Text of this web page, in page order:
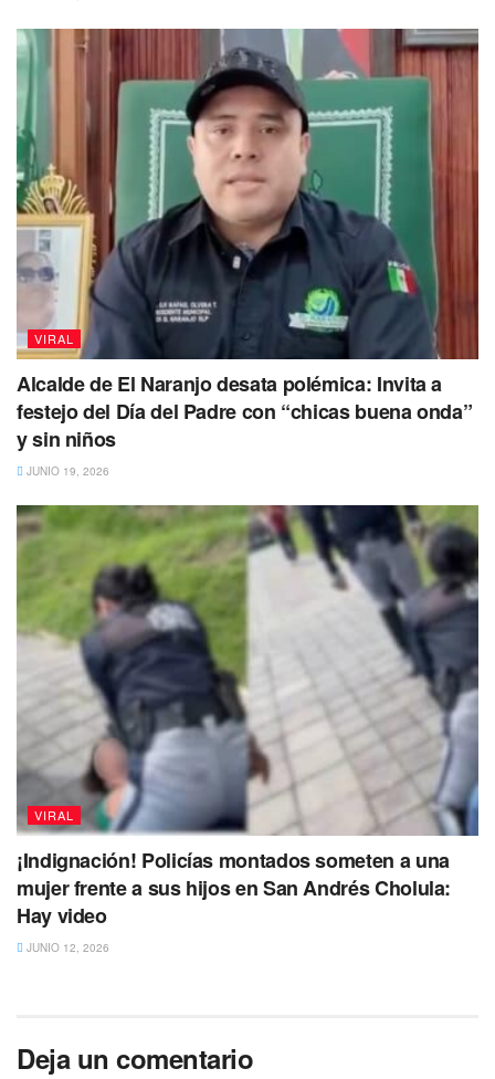
trágico suceso.
VIRAL
Alcalde de El Naranjo desata polémica: Invita a
festejo del Día del Padre con “chicas buena onda”
y sin niños
JUNIO 19, 2026
VIRAL
¡Indignación! Policías montados someten a una
mujer frente a sus hijos en San Andrés Cholula:
Hay video
JUNIO 12, 2026
Deja un comentario